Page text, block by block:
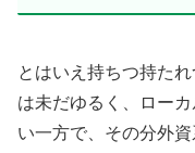
とはいえ持ちつ持た
は未だゆるく、ロー
い一方で、その分外